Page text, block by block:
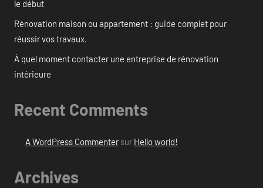
le début
Rénovation maison ou appartement : guide complet pour
réussir vos travaux.
À quel moment contacter une entreprise de rénovation
intérieure
Recent Comments
A WordPress Commentersur Hello world!
Archives